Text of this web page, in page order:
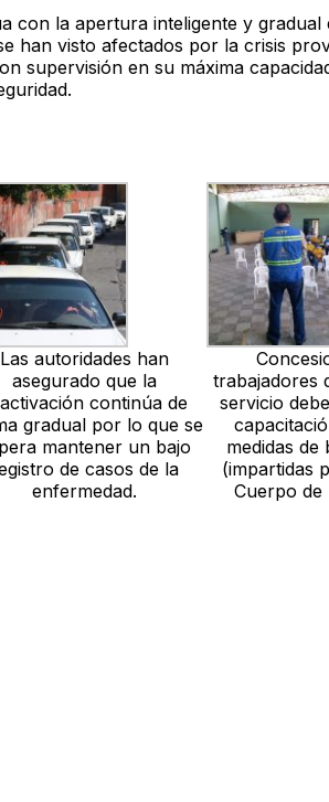
con la apertura inteligente y gradual
han visto afectados por la crisis
supervisión en su máxima
Las autoridades han
asegurado que la
continúa de
gradual por lo que se
mantener un bajo
de casos de la
enfermedad.
trabajadores
servicio
medidas de
(impartidas
Cuerpo de